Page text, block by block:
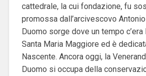
cattedrale, la cui fondazione, fu
promossa dall’arcivescovo
Duomo sorge dove un tempo
Santa Maria Maggiore ed è
Nascente. Ancora oggi, la
Duomo si occupa della